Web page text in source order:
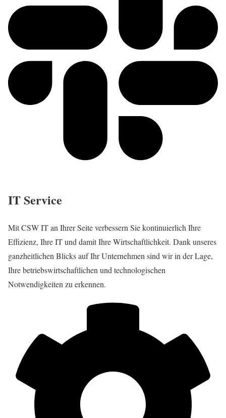
IT Service
Mit CSW IT an Ihrer Seite verbessern Sie kontinuierlich Ihre
Effizienz, Ihre IT und damit Ihre Wirtschaftlichkeit. Dank unseres
ganzheitlichen Blicks auf Ihr Unternehmen sind wir in der Lage,
Ihre betriebswirtschaftlichen und technologischen
Notwendigkeiten zu erkennen.